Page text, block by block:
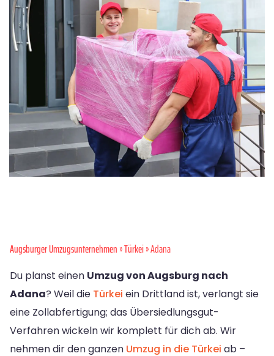
Augsburger Umzugsunternehmen»Türkei» Adana
Du planst einen Umzug von Augsburg nach
Adana? Weil die Türkei ein Drittland ist, verlangt sie
eine Zollabfertigung; das Übersiedlungsgut-
Verfahren wickeln wir komplett für dich ab. Wir
nehmen dir den ganzen Umzug in die Türkei ab –